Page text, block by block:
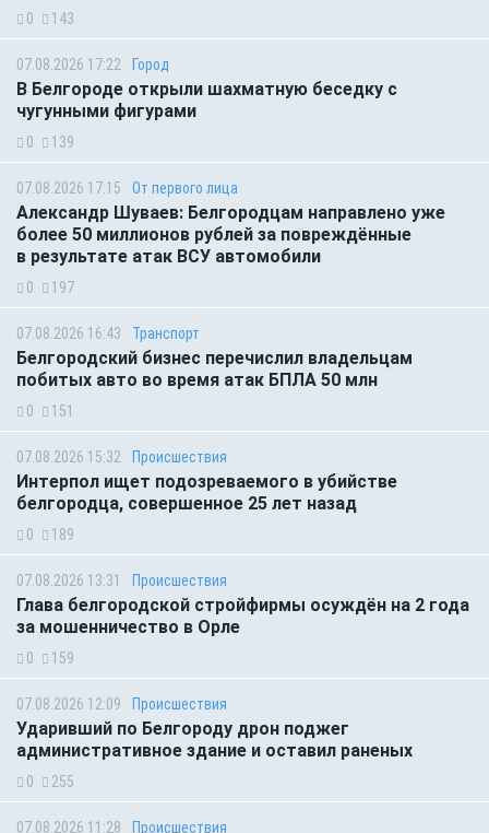
0 143
07.08.2026 17:22 Город
В Белгороде открыли шахматную беседку с
чугунными фигурами
0 139
07.08.2026 17:15 От первого лица
Александр Шуваев: Белгородцам направлено уже
более 50 миллионов рублей за повреждённые
в результате атак ВСУ автомобили
0 197
07.08.2026 16:43 Транспорт
Белгородский бизнес перечислил владельцам
побитых авто во время атак БПЛА 50 млн
0 151
07.08.2026 15:32 Происшествия
Интерпол ищет подозреваемого в убийстве
белгородца, совершенное 25 лет назад
0 189
07.08.2026 13:31 Происшествия
Глава белгородской стройфирмы осуждён на 2 года
за мошенничество в Орле
0 159
07.08.2026 12:09 Происшествия
Ударивший по Белгороду дрон поджег
административное здание и оставил раненых
0 255
07.08.2026 11:28 Происшествия